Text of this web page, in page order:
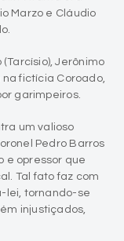
Jerônimo
fictícia Coroado,
um valioso
Pedro Barros
Tal fato faz com
lei, tornando-se
injustiçados,
Janete Clair se